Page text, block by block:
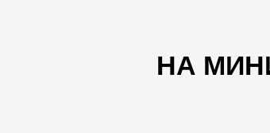
НА